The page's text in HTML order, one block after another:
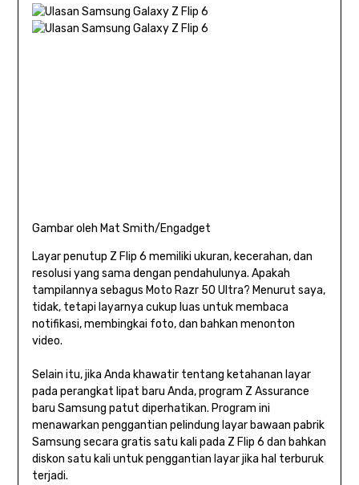
Gambar oleh Mat Smith/Engadget
Layar penutup Z Flip 6 memiliki ukuran, kecerahan, dan
resolusi yang sama dengan pendahulunya. Apakah
tampilannya sebagus Moto Razr 50 Ultra? Menurut saya,
tidak, tetapi layarnya cukup luas untuk membaca
notifikasi, membingkai foto, dan bahkan menonton
video.
Selain itu, jika Anda khawatir tentang ketahanan layar
pada perangkat lipat baru Anda, program Z Assurance
baru Samsung patut diperhatikan. Program ini
menawarkan penggantian pelindung layar bawaan pabrik
Samsung secara gratis satu kali pada Z Flip 6 dan bahkan
diskon satu kali untuk penggantian layar jika hal terburuk
terjadi.